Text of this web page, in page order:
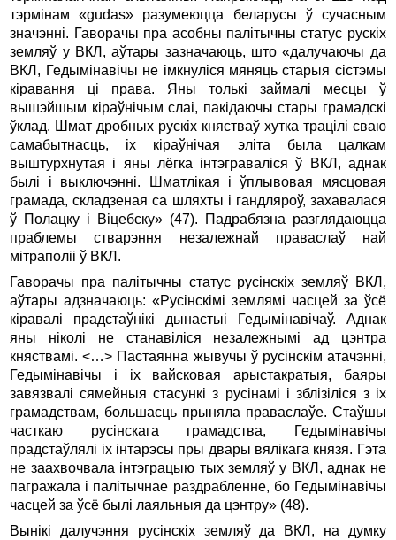
тэрмінам «gudas» разумеюцца беларусы ў сучасным
значэнні. Гаворачы пра асобны палітычны статус рускіх
земляў у ВКЛ, аўтары зазначаюць, што «далучаючы да
ВКЛ, Гедымінавічы не імкнуліся мяняць старыя сістэмы
кіравання ці права. Яны толькі займалі месцы ў
вышэйшым кіраўнічым слаі, пакідаючы стары грамадскі
ўклад. Шмат дробных рускіх княстваў хутка трацілі сваю
самабытнасць, іх кіраўнічая эліта была цалкам
выштурхнутая і яны лёгка інтэграваліся ў ВКЛ, аднак
былі і выключэнні. Шматлікая і ўплывовая мясцовая
грамада, складзеная са шляхты і гандляроў, захавалася
ў Полацку і Віцебску» (47). Падрабязна разглядаюцца
праблемы стварэння незалежнай праваслаў най
мітраполіі ў ВКЛ.
Гаворачы пра палітычны статус русінскіх земляў ВКЛ,
аўтары адзначаюць: «Русінскімі землямі часцей за ўсё
кіравалі прадстаўнікі дынастыі Гедымінавічаў. Аднак
яны ніколі не станавіліся незалежнымі ад цэнтра
княствамі. <…> Пастаянна жывучы ў русінскім атачэнні,
Гедымінавічы і іх вайсковая арыстакратыя, баяры
завязвалі сямейныя стасункі з русінамі і зблізіліся з іх
грамадствам, большасць прыняла праваслаўе. Стаўшы
часткаю русінскага грамадства, Гедымінавічы
прадстаўлялі іх інтарэсы пры двары вялікага князя. Гэта
не заахвочвала інтэграцыю тых земляў у ВКЛ, аднак не
пагражала і палітычнае раздрабленне, бо Гедымінавічы
часцей за ўсё былі лаяльныя да цэнтру» (48).
Вынікі далучэння русінскіх земляў да ВКЛ, на думку